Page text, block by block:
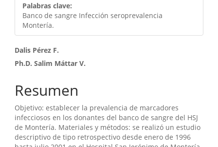
Palabras clave:
Banco de sangre Infección seroprevalencia
Montería.
Contenido
principal
del
artículo
Dalis Pérez F.
Ph.D. Salim Máttar V.
Resumen
Objetivo: establecer la prevalencia de marcadores
infecciosos en los donantes del banco de sangre del HSJ
de Montería. Materiales y métodos: se realizó un estudio
descriptivo de tipo retrospectivo desde enero de 1996